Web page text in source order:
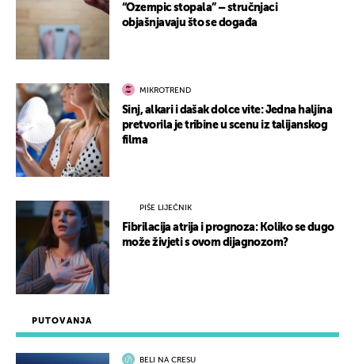
PUTOVANJA
BELI NA CRESU
“Ozempic stopala” – stručnjaci
objašnjavaju što se događa
MIKROTREND
Sinj, alkari i dašak dolce vite: Jedna haljina
pretvorila je tribine u scenu iz talijanskog
filma
PIŠE LIJEČNIK
Fibrilacija atrija i prognoza: Koliko se dugo
može živjeti s ovom dijagnozom?